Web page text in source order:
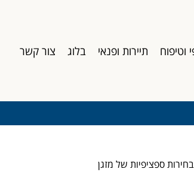
וטיפוח תיירות ופנאי בלוג צור קשר
ספציפיות של מזגן